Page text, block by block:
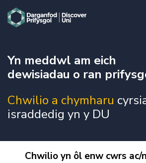
skip to main content
Yn meddwl am eich
dewisiadau o ran
Chwilio a chymharu
israddedig yn y DU
Chwilio yn ôl enw cwrs ac/